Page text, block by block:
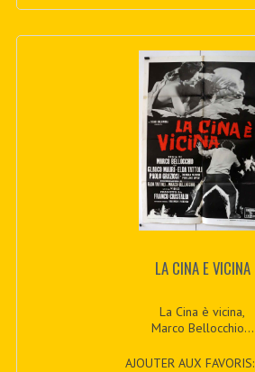
LA CINA E VICINA
La Cina è vicina,
Marco Bellocchio...
AJOUTER AUX FAVORIS: